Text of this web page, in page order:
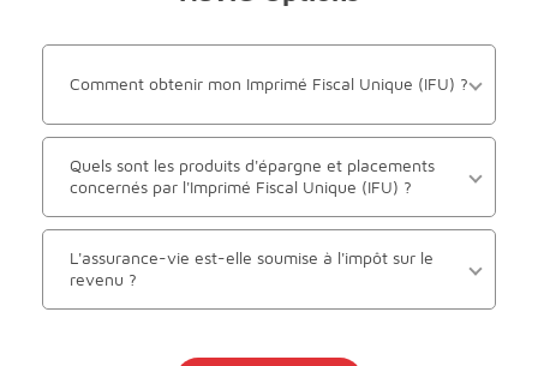
Comment obtenir mon Imprimé Fiscal Unique (IFU) ?
Quels sont les produits d'épargne et placements
concernés par l'Imprimé Fiscal Unique (IFU) ?
L'assurance-vie est-elle soumise à l'impôt sur le
revenu ?